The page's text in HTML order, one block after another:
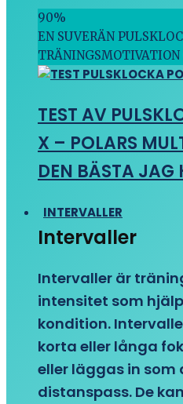
90%
EN SUVERÄN
TRÄNINGSMOTIVATION
TEST AV
X – POLARS
DEN BÄSTA JAG
INTERVALLER
Intervaller
Intervaller är
intensitet som
kondition.
korta eller långa
eller läggas in som
distanspass. De